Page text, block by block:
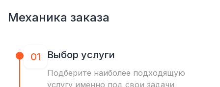
Механика заказа
01 Выбор услуги
Подберите наиболее подходящую
услугу именно под свои задачи